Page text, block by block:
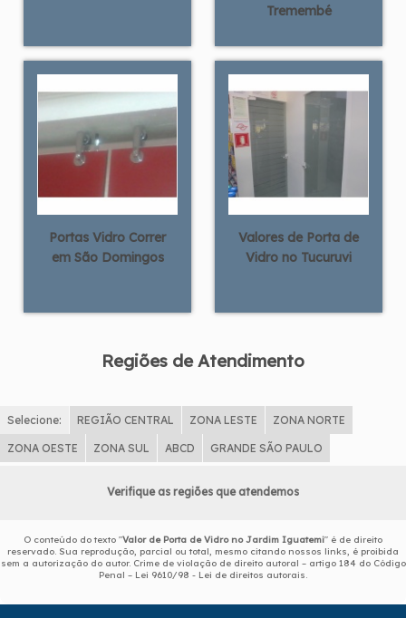
Tremembé
Portas Vidro Correr
em São Domingos
Valores de Porta de
Vidro no Tucuruvi
Regiões de Atendimento
Selecione: REGIÃO CENTRAL ZONA LESTE ZONA NORTE
ZONA OESTE ZONA SUL ABCD GRANDE SÃO PAULO
Verifique as regiões que atendemos
O conteúdo do texto "Valor de Porta de Vidro no Jardim Iguatemi" é de direito
reservado. Sua reprodução, parcial ou total, mesmo citando nossos links, é proibida
sem a autorização do autor. Crime de violação de direito autoral – artigo 184 do Código
Penal – Lei 9610/98 - Lei de direitos autorais.